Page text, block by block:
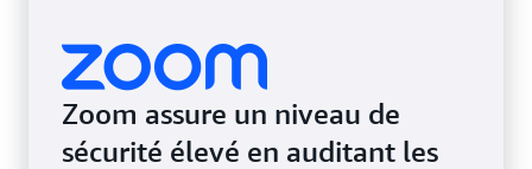
Zoom assure un niveau de
sécurité élevé en auditant les